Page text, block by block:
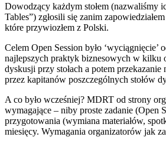
Dowodzący każdym stołem (nazwaliśmy
Tables”) zgłosili się zanim
które przywiozłem z Polski.
Celem Open Session było ‘wyciągnięcie’
najlepszych praktyk biznesowych w kilku
dyskusji przy stołach a potem przekazanie
przez kapitanów poszczególnych stołów
A co było wcześniej? MDRT od strony
wymagające – niby proste zadanie (Open
przygotowania (wymiana materiałów,
miesięcy. Wymagania organizatorów jak